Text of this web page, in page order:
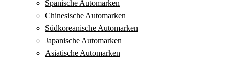
Spanische Automarken
Chinesische Automarken
Südkoreanische Automarken
Japanische Automarken
Asiatische Automarken